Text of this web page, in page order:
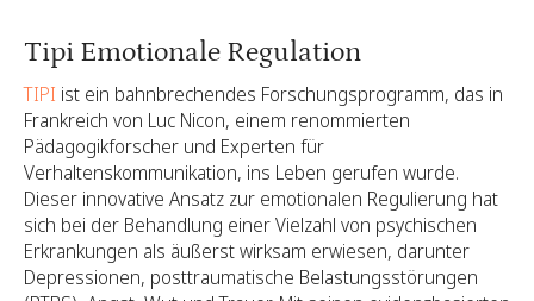
Tipi Emotionale Regulation
TIPI ist ein bahnbrechendes Forschungsprogramm, das in
Frankreich von Luc Nicon, einem renommierten
Pädagogikforscher und Experten für
Verhaltenskommunikation, ins Leben gerufen wurde.
Dieser innovative Ansatz zur emotionalen Regulierung hat
sich bei der Behandlung einer Vielzahl von psychischen
Erkrankungen als äußerst wirksam erwiesen, darunter
Depressionen, posttraumatische Belastungsstörungen